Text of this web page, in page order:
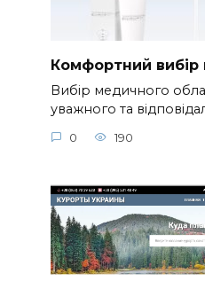
Комфортний вибір
Вибір медичного
уважного та
0 190